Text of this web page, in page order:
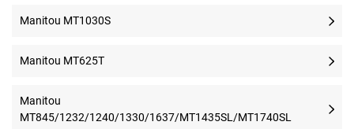
Manitou MT1030S
Manitou MT625T
Manitou
MT845/1232/1240/1330/1637/MT1435SL/MT1740SL